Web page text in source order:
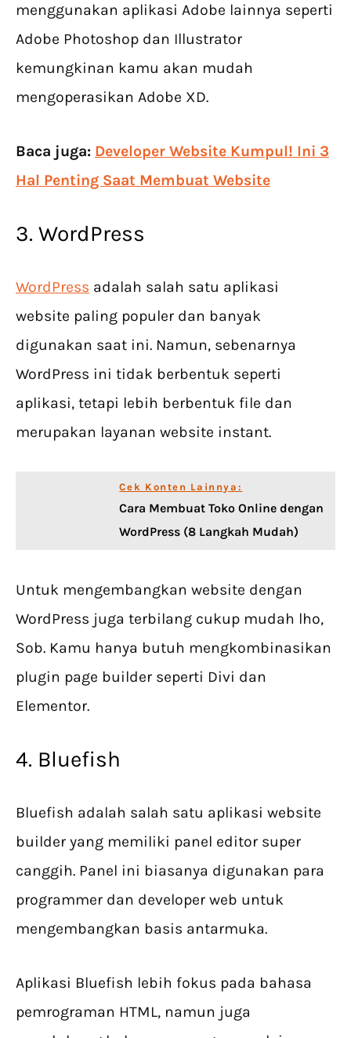
menggunakan aplikasi Adobe lainnya seperti
Adobe Photoshop dan Illustrator
kemungkinan kamu akan mudah
mengoperasikan Adobe XD.
Baca juga: Developer Website Kumpul! Ini 3
Hal Penting Saat Membuat Website
3. WordPress
WordPress adalah salah satu aplikasi
website paling populer dan banyak
digunakan saat ini. Namun, sebenarnya
WordPress ini tidak berbentuk seperti
aplikasi, tetapi lebih berbentuk file dan
merupakan layanan website instant.
Cek Konten Lainnya:
Cara Membuat Toko Online dengan
WordPress (8 Langkah Mudah)
Untuk mengembangkan website dengan
WordPress juga terbilang cukup mudah lho,
Sob. Kamu hanya butuh mengkombinasikan
plugin page builder seperti Divi dan
Elementor.
4. Bluefish
Bluefish adalah salah satu aplikasi website
builder yang memiliki panel editor super
canggih. Panel ini biasanya digunakan para
programmer dan developer web untuk
mengembangkan basis antarmuka.
Aplikasi Bluefish lebih fokus pada bahasa
pemrograman HTML, namun juga